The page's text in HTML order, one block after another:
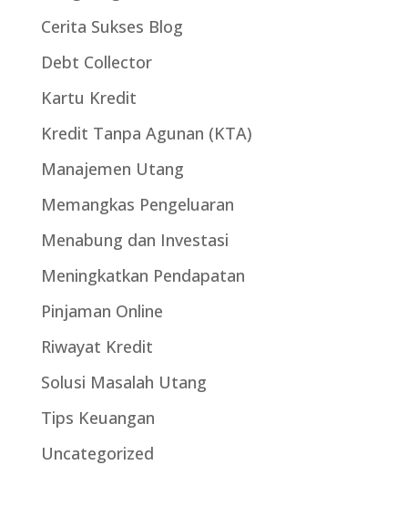
Cerita Sukses Blog
Debt Collector
Kartu Kredit
Kredit Tanpa Agunan (KTA)
Manajemen Utang
Memangkas Pengeluaran
Menabung dan Investasi
Meningkatkan Pendapatan
Pinjaman Online
Riwayat Kredit
Solusi Masalah Utang
Tips Keuangan
Uncategorized